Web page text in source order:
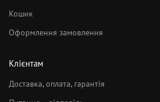
Кошик
Оформлення замовлення
Клієнтам
Доставка, оплата, гарантія